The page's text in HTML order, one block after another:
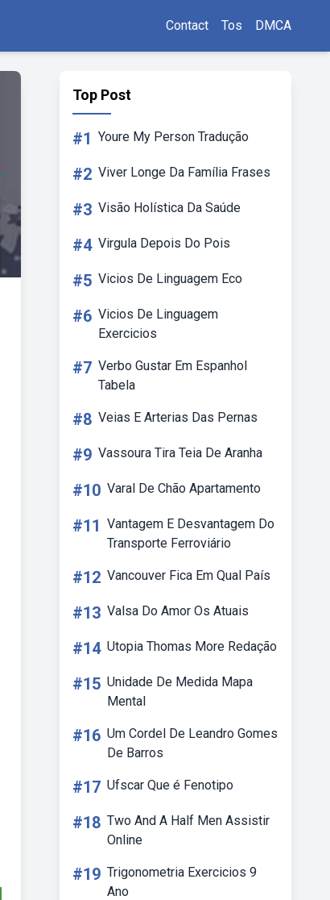
Contact Tos DMCA
Top Post
#1 Youre My Person Tradução
#2 Viver Longe Da Família Frases
#3 Visão Holística Da Saúde
#4 Virgula Depois Do Pois
#5 Vicios De Linguagem Eco
#6 Vicios De Linguagem
Exercicios
#7 Verbo Gustar Em Espanhol
Tabela
#8 Veias E Arterias Das Pernas
#9 Vassoura Tira Teia De Aranha
#10 Varal De Chão Apartamento
#11 Vantagem E Desvantagem Do
Transporte Ferroviário
#12 Vancouver Fica Em Qual País
#13 Valsa Do Amor Os Atuais
#14 Utopia Thomas More Redação
#15 Unidade De Medida Mapa
Mental
#16 Um Cordel De Leandro Gomes
De Barros
#17 Ufscar Que é Fenotipo
#18 Two And A Half Men Assistir
Online
#19 Trigonometria Exercicios 9
Ano